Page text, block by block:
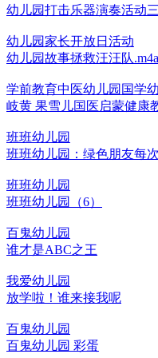
幼儿园打击乐器演奏活动
幼儿园家长开放日活动
幼儿园故事拯救汪汪队.m4a
学前教育中医幼儿园国学
岐黄 果雪儿国医启蒙健康
班班幼儿园
班班幼儿园：绿色朋友每
班班幼儿园
班班幼儿园（6）
百鬼幼儿园
谁才是ABC之王
我爱幼儿园
放学啦！谁来接我呢
百鬼幼儿园
百鬼幼儿园 彩蛋